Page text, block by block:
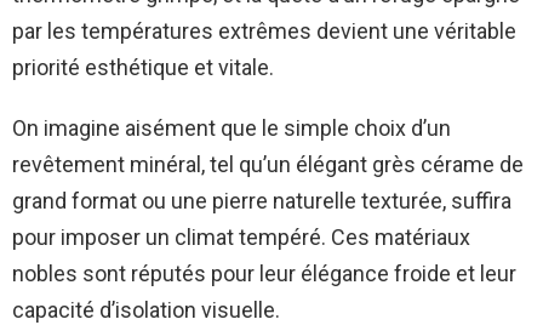
par les températures extrêmes devient une véritable
priorité esthétique et vitale.
On imagine aisément que le simple choix d’un
revêtement minéral, tel qu’un élégant grès cérame de
grand format ou une pierre naturelle texturée, suffira
pour imposer un climat tempéré. Ces matériaux
nobles sont réputés pour leur élégance froide et leur
capacité d’isolation visuelle.